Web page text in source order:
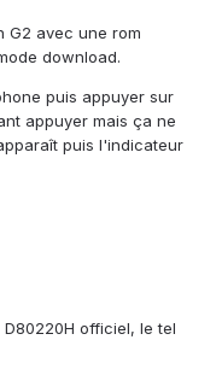
G2 avec une rom
download.
puis appuyer sur
appuyer mais ça ne
puis l'indicateur
officiel, le tel